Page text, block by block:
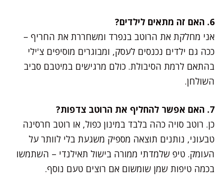
6. האם זה מתאים לילדים?
אני מחלקת את הרוטב בנפרד ומשחררת את החריף –
ככה גם ילדים נכנסים לעסק, ומבוגרים מוסיפים צ'ילי
בהתאם לרמת הסיבולת. כולם מרגישים במיטבם סביב
השולחן.
7. האם אפשר להחליף את הרוטב צדפות?
כן. רוטב סויה כהה בלבד במינון כפול, או רוטב חרסינה
טבעוני, נותנים תוצאה מספיק משגעת בלי לוותר על
העומק. טיפ שלמדתי ממורה בישול תאילנדי – השתמשו
בכמה טיפות שמן שומשום אם רוצים טעם נוסף.